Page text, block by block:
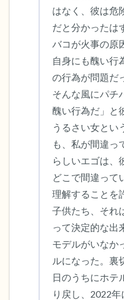
はなく、彼は危
だと分かったは
バコが火事の原
自身にも醜い行
の行為が問題だ
そんな風にパチ
醜い行為だ」と
うるさい女とい
も、私が間違っ
らしいエゴは、
どこで間違って
理解することを
子供たち、それ
って決定的な出
モデルがいなか
ルになった。裏
日のうちにホテ
り戻し、2022